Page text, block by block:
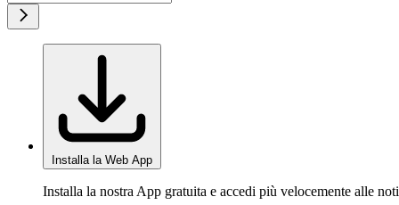
Installa la Web App
Installa la nostra App gratuita e accedi più velocemente alle